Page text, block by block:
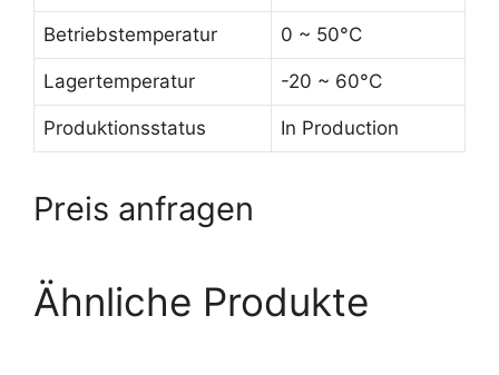
Betriebstemperatur 0 ~ 50°C
Lagertemperatur -20 ~ 60°C
Produktionsstatus In Production
Preis anfragen
Ähnliche Produkte